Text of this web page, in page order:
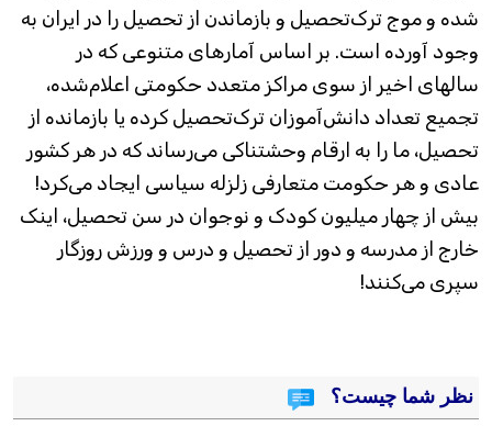
شده و موج ترک‌تحصیل و بازماندن از تحصیل را در ایران به
وجود آورده ‌است. بر اساس آمارهای متنوعی که در
سالهای اخیر از سوی مراکز متعدد حکومتی اعلام‌شده،
تجمیع تعداد دانش‌آموزان ترک‌تحصیل کرده یا بازمانده از
تحصیل، ما را به ارقام وحشتناکی می‌رساند که در هر کشور
عادی و هر حکومت متعارفی زلزله سیاسی ایجاد می‌کرد!
بیش از چهار میلیون کودک و نوجوان در سن تحصیل، اینک
خارج از مدرسه و دور از تحصیل و درس و ورزش روزگار
سپری می‌کنند!
نظر شما چیست؟